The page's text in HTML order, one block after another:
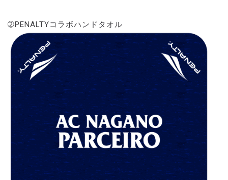
➁PENALTYコラボハンドタオル